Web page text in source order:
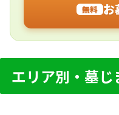
無料 お
エリア別・墓じ